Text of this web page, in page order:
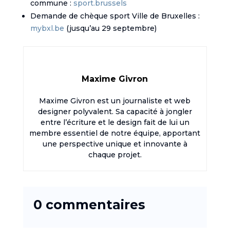
commune : sport.brussels
Demande de chèque sport Ville de Bruxelles :
mybxl.be (jusqu’au 29 septembre)
Maxime Givron
Maxime Givron est un journaliste et web
designer polyvalent. Sa capacité à jongler
entre l’écriture et le design fait de lui un
membre essentiel de notre équipe, apportant
une perspective unique et innovante à
chaque projet.
0 commentaires